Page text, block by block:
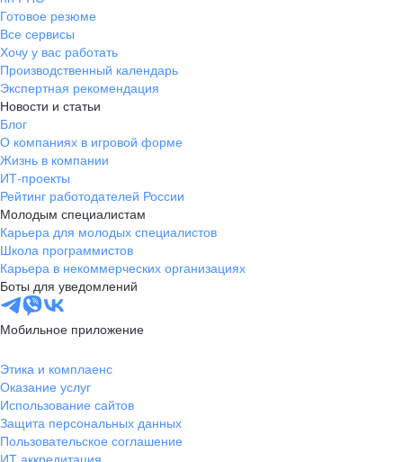
Готовое резюме
Все сервисы
Хочу у вас работать
Производственный календарь
Экспертная рекомендация
Новости и статьи
Блог
О компаниях в игровой форме
Жизнь в компании
ИТ-проекты
Рейтинг работодателей России
Молодым специалистам
Карьера для молодых специалистов
Школа программистов
Карьера в некоммерческих организациях
Боты для уведомлений
Мобильное приложение
Этика и комплаенс
Оказание услуг
Использование сайтов
Защита персональных данных
Пользовательское соглашение